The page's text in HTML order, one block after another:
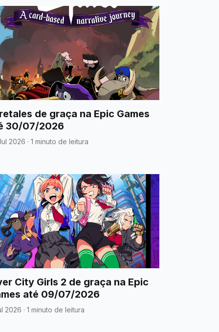
de graça na Epic Games
30/07/2026
2026 · 1 minuto de leitura
City Girls 2 de graça na Epic
até 09/07/2026
2026 · 1 minuto de leitura